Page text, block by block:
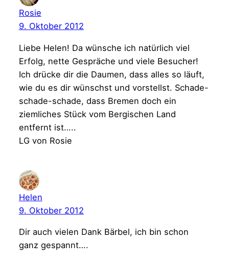
Rosie
9. Oktober 2012
Liebe Helen! Da wünsche ich natürlich viel
Erfolg, nette Gespräche und viele Besucher!
Ich drücke dir die Daumen, dass alles so läuft,
wie du es dir wünschst und vorstellst. Schade-
schade-schade, dass Bremen doch ein
ziemliches Stück vom Bergischen Land
entfernt ist…..
LG von Rosie
Helen
9. Oktober 2012
Dir auch vielen Dank Bärbel, ich bin schon
ganz gespannt….